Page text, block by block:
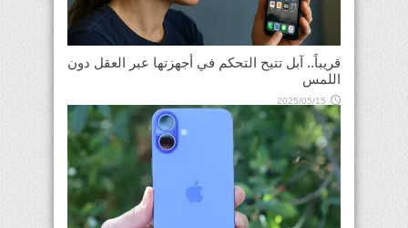
قريباً.. آبل تتيح التحكم في أجهزتها عبر العقل دون
اللمس
2025/05/15